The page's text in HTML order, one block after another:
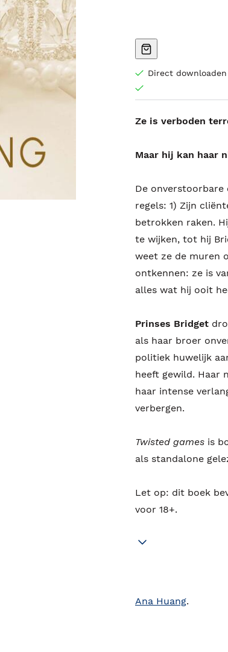
Direct downloaden
Ze is verboden
Maar hij kan haar
De onverstoorbare
regels: 1) Zijn
betrokken raken.
te wijken, tot hij
weet ze de muren
ontkennen: ze is
alles wat hij ooit
Prinses Bridget
als haar broer
politiek huwelijk
heeft gewild. Haar
haar intense
verbergen.
Twisted games is
als standalone
Let op: dit boek
voor 18+.
Ana Huang.